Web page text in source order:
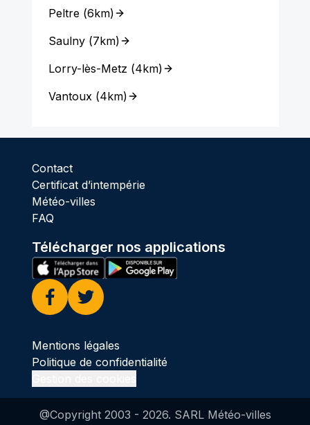
Peltre(6km)
Saulny(7km)
Lorry-lès-Metz (4km)
Vantoux(4km)
Contact
Certificat d’intempérie
Météo-villes
FAQ
Télécharger nos applications
Facebook
Twitter
Mentions légales
Politique de confidentialité
@Copyright 2003 - 2026. SARL Météo-villes